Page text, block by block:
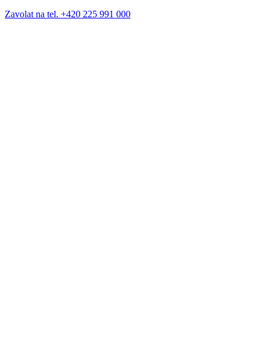
Zavolat na tel. +420 225 991 000